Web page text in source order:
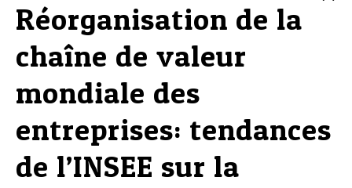
Réorganisation de la
chaîne de valeur
mondiale des
entreprises: tendances
de l’INSEE sur la